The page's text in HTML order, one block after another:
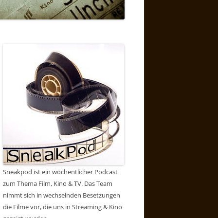
Sneakpod ist ein wöchentlicher Podcast
zum Thema Film, Kino & TV. Das Team
nimmt sich in wechselnden Besetzungen
die Filme vor, die uns in Streaming & Kino